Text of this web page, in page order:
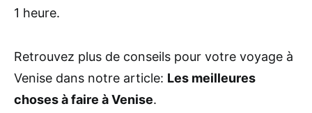
1 heure.
Retrouvez plus de conseils pour votre voyage à
Venise dans notre article: Les meilleures
choses à faire à Venise.